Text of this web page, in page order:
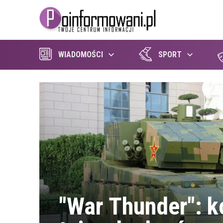
WIADOMOŚCI SPORT
"War Thunder":